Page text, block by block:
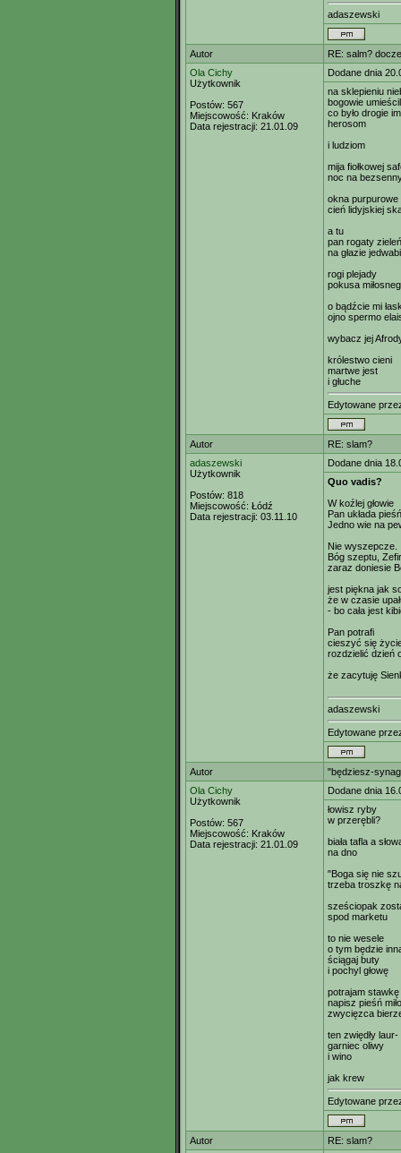
adaszewski
Autor
RE: salm?
Ola Cichy
Użytkownik
Postów: 567
Miejscowość: Kraków
Data rejestracji: 21.01.09
Dodane dnia
na sklepieniu
bogowie
co było drogie im
herosom
i ludziom
mija fiołkowej
noc na
okna purpurowe
cień lidyjskiej
a tu
pan rogaty
na głazie
rogi plejady
pokusa
o bądźcie mi
ojno spermo
wybacz jej
królestwo cieni
martwe jest
i głuche
Edytowane
Autor
RE: slam?
adaszewski
Użytkownik
Postów: 818
Miejscowość: Łódź
Data rejestracji: 03.11.10
Dodane dnia
Quo vadis?
W koźlej głowie
Pan układa
Jedno wie na
Nie wyszepcze.
Bóg szeptu,
zaraz doniesie
jest piękna jak
że w czasie
- bo cała jest
Pan potrafi
cieszyć się
rozdzielić dzień
że zacytuję
adaszewski
Edytowane
Autor
"będziesz-
Ola Cichy
Użytkownik
Postów: 567
Miejscowość: Kraków
Data rejestracji: 21.01.09
Dodane dnia
łowisz ryby
w przerębli?
biała tafla a
na dno
"Boga się nie
trzeba troszkę
sześciopak
spod marketu
to nie wesele
o tym będzie
ściągaj buty
i pochyl głowę
potrajam stawkę
napisz pieśń
zwycięzca
ten zwiędły
garniec oliwy
i wino
jak krew
Edytowane
Autor
RE: slam?